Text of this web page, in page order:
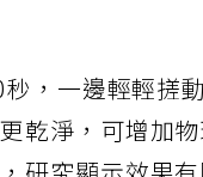
，一邊輕輕搓
乾淨，可增加